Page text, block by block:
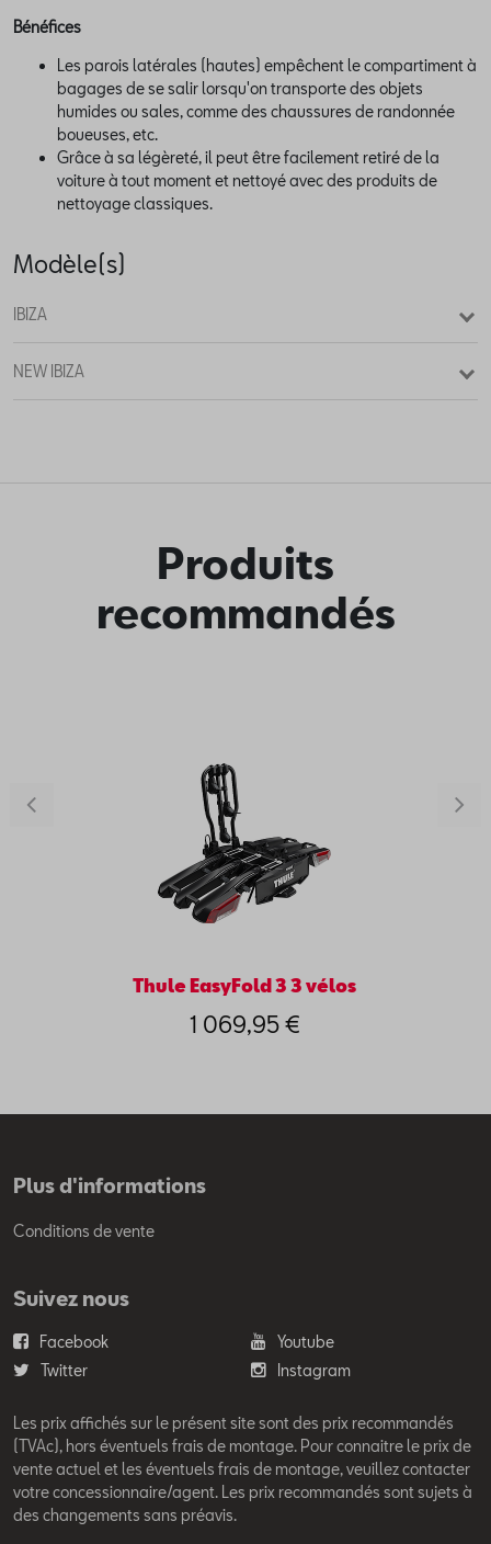
Bénéfices
Les parois latérales (hautes) empêchent le compartiment à
bagages de se salir lorsqu'on transporte des objets
humides ou sales, comme des chaussures de randonnée
boueuses, etc.
Grâce à sa légèreté, il peut être facilement retiré de la
voiture à tout moment et nettoyé avec des produits de
nettoyage classiques.
Modèle(s)
IBIZA
NEW IBIZA
Produits
recommandés
Thule EasyFold 3 3 vélos
1 069,95 €
Plus d'informations
Conditions de vente
Suivez nous
Facebook
Youtube
Twitter
Instagram
Les prix affichés sur le présent site sont des prix recommandés
(TVAc), hors éventuels frais de montage. Pour connaitre le prix de
vente actuel et les éventuels frais de montage, veuillez contacter
votre concessionnaire/agent. Les prix recommandés sont sujets à
des changements sans préavis.